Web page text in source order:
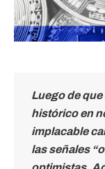
Luego de
histórico en
implacable
las señales